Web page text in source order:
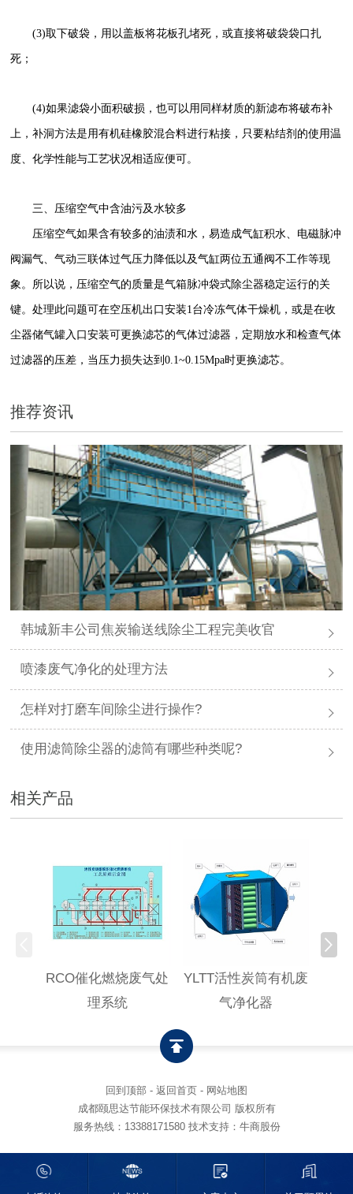
(3)取下破袋，用以盖板将花板孔堵死，或直接将破袋袋口扎
死；
(4)如果滤袋小面积破损，也可以用同样材质的新滤布将破布补
上，补洞方法是用有机硅橡胶混合料进行粘接，只要粘结剂的使用温
度、化学性能与工艺状况相适应便可。
三、压缩空气中含油污及水较多
压缩空气如果含有较多的油渍和水，易造成气缸积水、电磁脉冲
阀漏气、气动三联体过气压力降低以及气缸两位五通阀不工作等现
象。所以说，压缩空气的质量是气箱脉冲袋式除尘器稳定运行的关
键。处理此问题可在空压机出口安装1台冷冻气体干燥机，或是在收
尘器储气罐入口安装可更换滤芯的气体过滤器，定期放水和检查气体
过滤器的压差，当压力损失达到0.1~0.15Mpa时更换滤芯。
推荐资讯
韩城新丰公司焦炭输送线除尘工程完美收官
喷漆废气净化的处理方法
怎样对打磨车间除尘进行操作?
使用滤筒除尘器的滤筒有哪些种类呢?
相关产品
RCO催化燃烧废气处
理系统
YLTT活性炭筒有机废
气净化器
回到顶部 - 返回首页 - 网站地图
成都颐思达节能环保技术有限公司 版权所有
服务热线： 13388171580 技术支持：牛商股份